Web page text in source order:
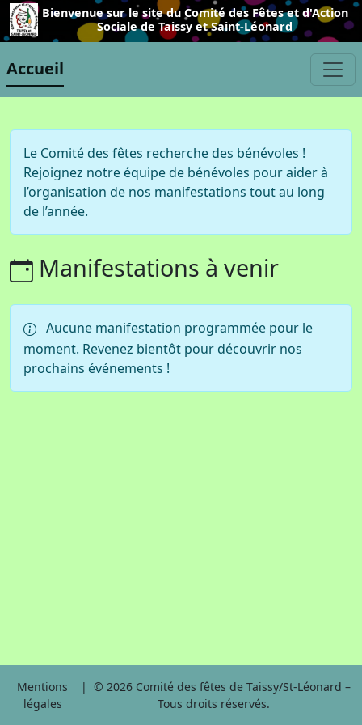
Bienvenue sur le site du Comité des Fêtes et d'Action
Sociale de Taissy et Saint-Léonard
Accueil
Le Comité des fêtes recherche des bénévoles !
Rejoignez notre équipe de bénévoles pour aider à
l’organisation de nos manifestations tout au long
de l’année.
Manifestations à venir
Aucune manifestation programmée pour le
moment. Revenez bientôt pour découvrir nos
prochains événements !
Mentions
légales
| © 2026 Comité des fêtes de Taissy/St-Léonard –
Tous droits réservés.